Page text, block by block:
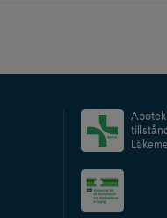
Apotek